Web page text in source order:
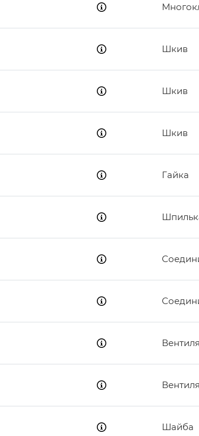
Шкив
Шкив
Шкив
Гайка
Шайба